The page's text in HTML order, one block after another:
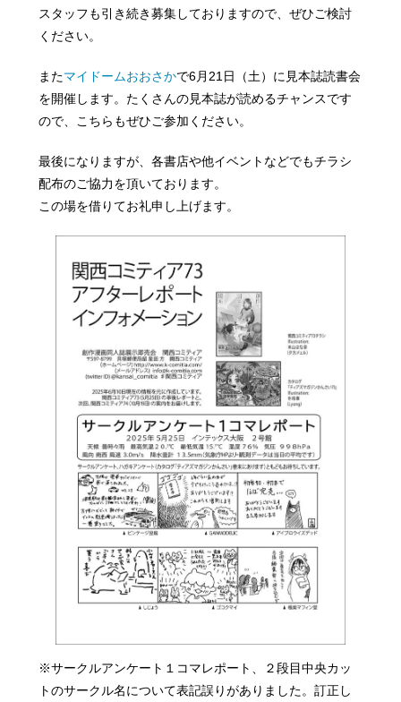
スタッフも引き続き募集しておりますので、ぜひご検討
ください。
またマイドームおおさかで6月21日（土）に見本誌読書会
を開催します。たくさんの見本誌が読めるチャンスです
ので、こちらもぜひご参加ください。
最後になりますが、各書店や他イベントなどでもチラシ
配布のご協力を頂いております。
この場を借りてお礼申し上げます。
※サークルアンケート１コマレポート、２段目中央カッ
トのサークル名について表記誤りがありました。訂正し